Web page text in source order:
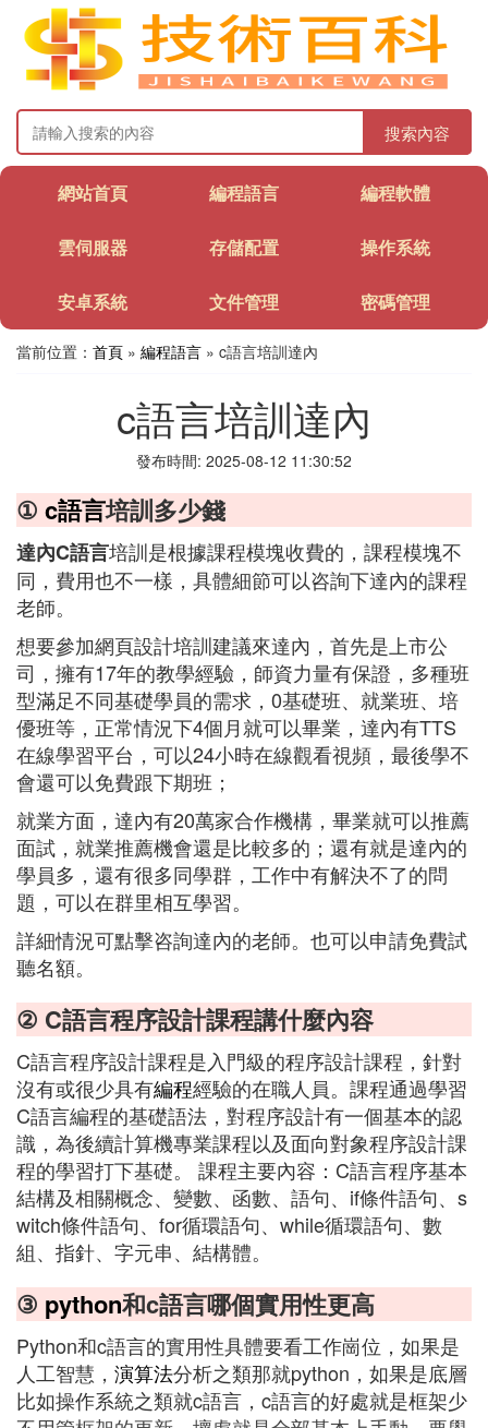
搜索內容
網站首頁 編程語言 編程軟體
雲伺服器 存儲配置 操作系統
安卓系統 文件管理 密碼管理
當前位置： 首頁 » 編程語言 » c語言培訓達內
c語言培訓達內
發布時間: 2025-08-12 11:30:52
① c語言培訓多少錢
達內C語言培訓是根據課程模塊收費的，課程模塊不
同，費用也不一樣，具體細節可以咨詢下達內的課程
老師。
想要參加網頁設計培訓建議來達內，首先是上市公
司，擁有17年的教學經驗，師資力量有保證，多種班
型滿足不同基礎學員的需求，0基礎班、就業班、培
優班等，正常情況下4個月就可以畢業，達內有TTS
在線學習平台，可以24小時在線觀看視頻，最後學不
會還可以免費跟下期班；
就業方面，達內有20萬家合作機構，畢業就可以推薦
面試，就業推薦機會還是比較多的；還有就是達內的
學員多，還有很多同學群，工作中有解決不了的問
題，可以在群里相互學習。
詳細情況可點擊咨詢達內的老師。也可以申請免費試
聽名額。
② C語言程序設計課程講什麼內容
C語言程序設計課程是入門級的程序設計課程，針對
沒有或很少具有編程經驗的在職人員。課程通過學習
C語言編程的基礎語法，對程序設計有一個基本的認
識，為後續計算機專業課程以及面向對象程序設計課
程的學習打下基礎。 課程主要內容：C語言程序基本
結構及相關概念、變數、函數、語句、if條件語句、s
witch條件語句、for循環語句、while循環語句、數
組、指針、字元串、結構體。
③ python和c語言哪個實用性更高
Python和c語言的實用性具體要看工作崗位，如果是
人工智慧， 演算法分析之類那就python，如果是底層
比如操作系統之類就c語言，c語言的好處就是框架少